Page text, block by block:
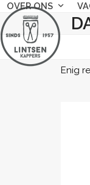
Skip
to
content
OVER ONS
Enig